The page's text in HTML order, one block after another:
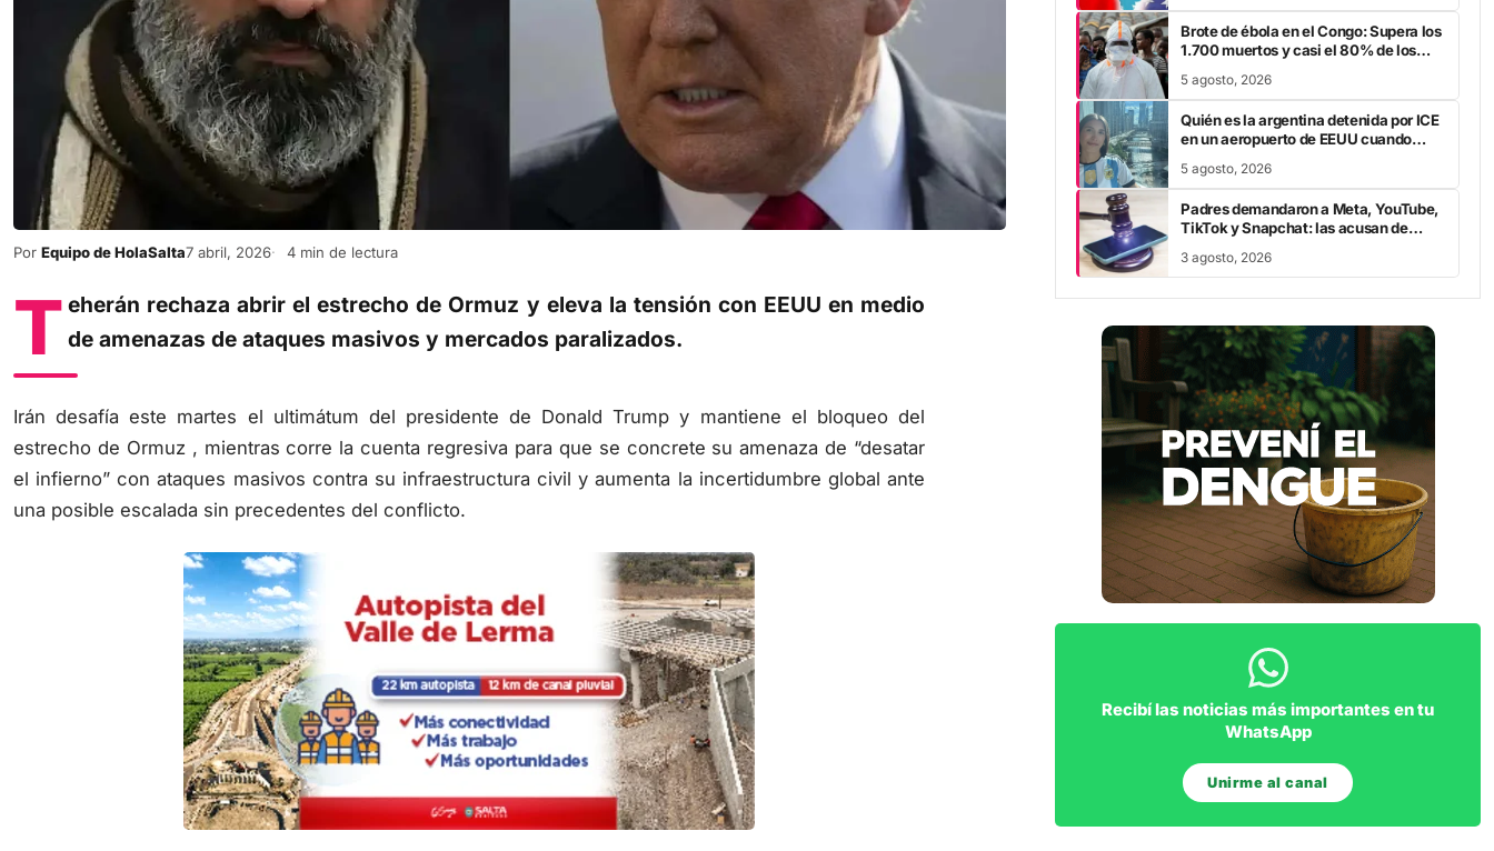
Por Equipo de HolaSalta 7 abril, 2026 4 min de lectura
T eherán rechaza abrir el estrecho de Ormuz y eleva la tensión con EEUU en medio
de amenazas de ataques masivos y mercados paralizados.
Irán desafía este martes el ultimátum del presidente de Donald Trump y mantiene el bloqueo del
estrecho de Ormuz , mientras corre la cuenta regresiva para que se concrete su amenaza de “desatar
el infierno” con ataques masivos contra su infraestructura civil y aumenta la incertidumbre global ante
una posible escalada sin precedentes del conflicto.
Brote de ébola en el Congo: Supera los
1.700 muertos y casi el 80% de los
nuevos casos escapa al rastreo de
contactos
5 agosto, 2026
Quién es la argentina detenida por ICE
en un aeropuerto de EEUU cuando
viajaba a ver a la Selección en el
Mundial
5 agosto, 2026
Padres demandaron a Meta, YouTube,
TikTok y Snapchat: las acusan de
provocar el suicidio de sus hijos
3 agosto, 2026
Recibí las noticias más importantes en tu
WhatsApp
Unirme al canal